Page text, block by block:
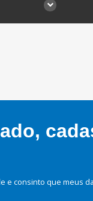
e consinto que meus